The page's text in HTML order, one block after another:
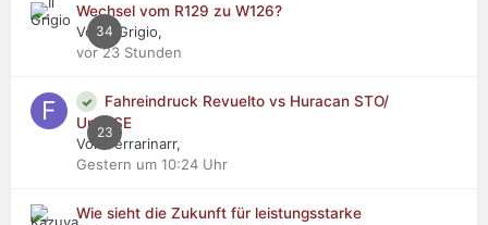
34
Wechsel vom R129 zu W126?
Von Il Grigio,
vor 23 Stunden
23
Fahreindruck Revuelto vs Huracan STO/
Urus SE
Von Ferrarinarr,
Gestern um 10:24 Uhr
Wie sieht die Zukunft für leistungsstarke